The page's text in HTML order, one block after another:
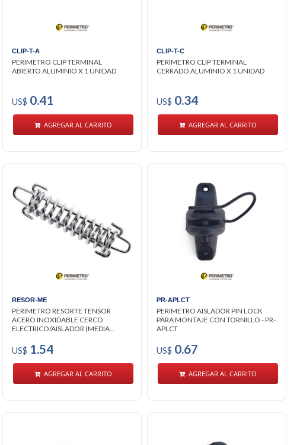
CLIP-T-A
PERIMETRO CLIP TERMINAL
ABIERTO ALUMINIO X 1 UNIDAD
US$ 0.41
AGREGAR AL CARRITO
CLIP-T-C
PERIMETRO CLIP TERMINAL
CERRADO ALUMINIO X 1 UNIDAD
US$ 0.34
AGREGAR AL CARRITO
RESOR-ME
PERIMETRO RESORTE TENSOR
ACERO INOXIDABLE CERCO
ELECTRICO/AISLADOR (MEDIA...
US$ 1.54
AGREGAR AL CARRITO
PR-APLCT
PERIMETRO AISLADOR PIN LOCK
PARA MONTAJE CON TORNILLO - PR-
APLCT
US$ 0.67
AGREGAR AL CARRITO